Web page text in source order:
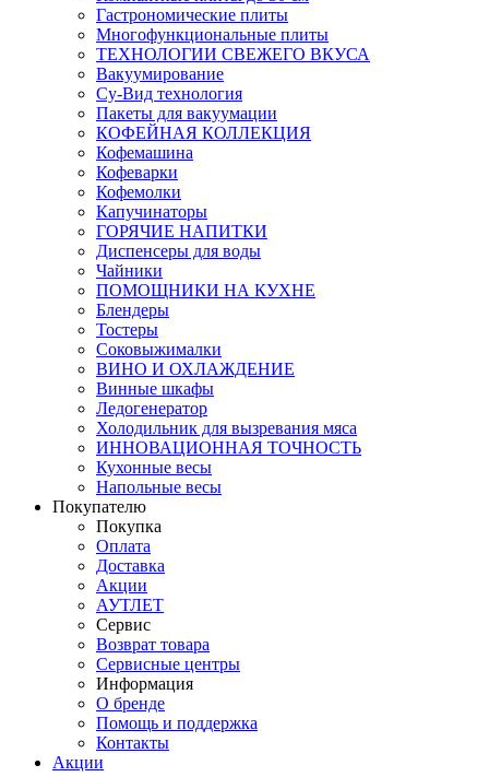
Гастрономические плиты
Многофункциональные плиты
ТЕХНОЛОГИИ СВЕЖЕГО ВКУСА
Вакуумирование
Су-Вид технология
Пакеты для вакуумации
КОФЕЙНАЯ КОЛЛЕКЦИЯ
Кофемашина
Кофеварки
Кофемолки
Капучинаторы
ГОРЯЧИЕ НАПИТКИ
Диспенсеры для воды
Чайники
ПОМОЩНИКИ НА КУХНЕ
Блендеры
Тостеры
Соковыжималки
ВИНО И ОХЛАЖДЕНИЕ
Винные шкафы
Ледогенератор
Холодильник для вызревания мяса
ИННОВАЦИОННАЯ ТОЧНОСТЬ
Кухонные весы
Напольные весы
Покупателю
Покупка
Оплата
Доставка
Акции
АУТЛЕТ
Сервис
Возврат товара
Сервисные центры
Информация
О бренде
Помощь и поддержка
Контакты
Акции